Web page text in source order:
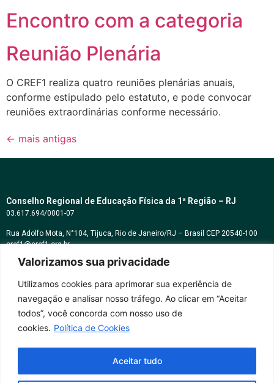
Valorizamos sua privacidade
Utilizamos cookies para aprimorar sua experiência de
navegação e analisar nosso tráfego. Ao clicar em “Aceitar
todos”, você concorda com nosso uso de
cookies. Política de Cookies
Aceitar tudo
Encontro com a categoria
Reunião Plenária
O CREF1 realiza quatro reuniões plenárias anuais,
conforme estipulado pelo estatuto, e pode convocar
reuniões extraordinárias conforme necessário.
← mais antigas
Conselho Regional de Educação Física da 1ª Região – RJ
03.617.694/0001-07
Rua Adolfo Mota, N°104, Tijuca, Rio de Janeiro/RJ – Brasil CEP 20540-100
cref1@cref1.org.br
Assessoria de comunicação:
Horários de atendimento:
Whatsapp: (21) 2569-2398